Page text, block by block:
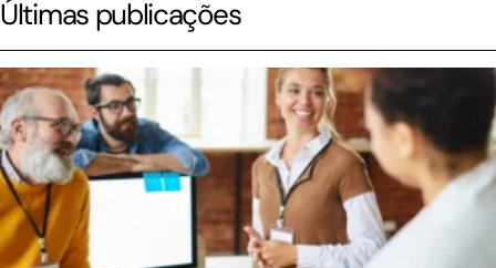
Últimas publicações